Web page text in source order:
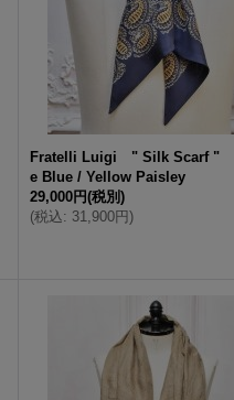
Fratelli Luigi " Silk Scarf "
e Blue / Yellow Paisley
29,000円(税別)
(税込: 31,900円)